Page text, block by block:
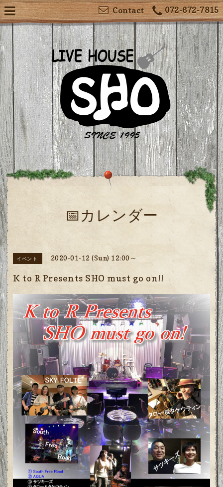
072-672-7815
Contact
📅カレンダー
イベント 2020-01-12 (Sun) 12:00～
K to R Presents SHO must go on!!